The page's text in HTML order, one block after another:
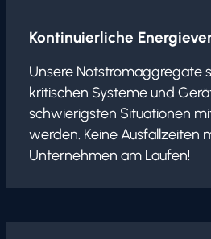
Kontinuierliche
Unsere Notstromaggregate
kritischen Systeme und
schwierigsten Situationen
werden. Keine Ausfallzeiten
Unternehmen am Laufen!